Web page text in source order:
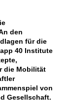
den
für die
40 Institute
die Mobilität
von
Gesellschaft.